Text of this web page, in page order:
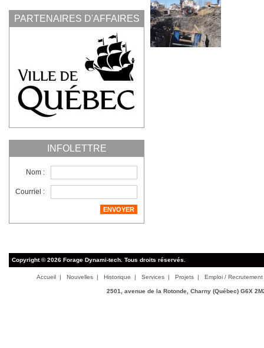
PARTENAIRES D'AFFAIRES
INFOLETTRE
Nom :
Courriel :
Copyright © 2026 Forage Dynami-tech. Tous droits réservés.
Accueil | Nouvelles | Historique | Services | Projets | Emploi / Recrutement
2501, avenue de la Rotonde, Charny (Québec) G6X